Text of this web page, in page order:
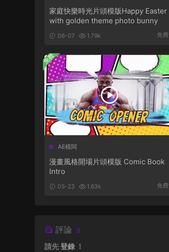
家庭快樂時光片頭模版Happy Easter
with golden theme photo bunny
06-07 1.79k 免費
AE模闆
漫畫風格開場片頭模版 Comic Book
Intro
05-23 1.63k 免費
免費
評論 0
請先登錄 ！